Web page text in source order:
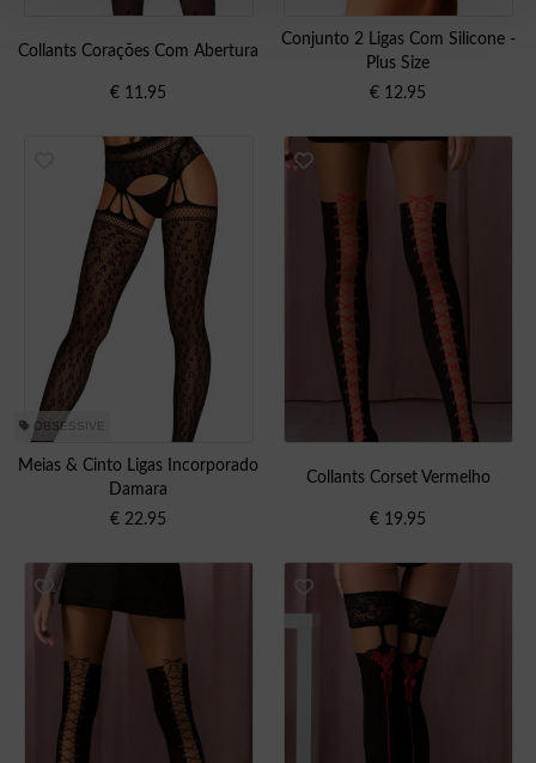
Collants Corações Com Abertura
€ 11.95
Conjunto 2 Ligas Com Silicone -
Plus Size
€ 12.95
OBSESSIVE
Meias & Cinto Ligas Incorporado
Damara
€ 22.95
Collants Corset Vermelho
€ 19.95